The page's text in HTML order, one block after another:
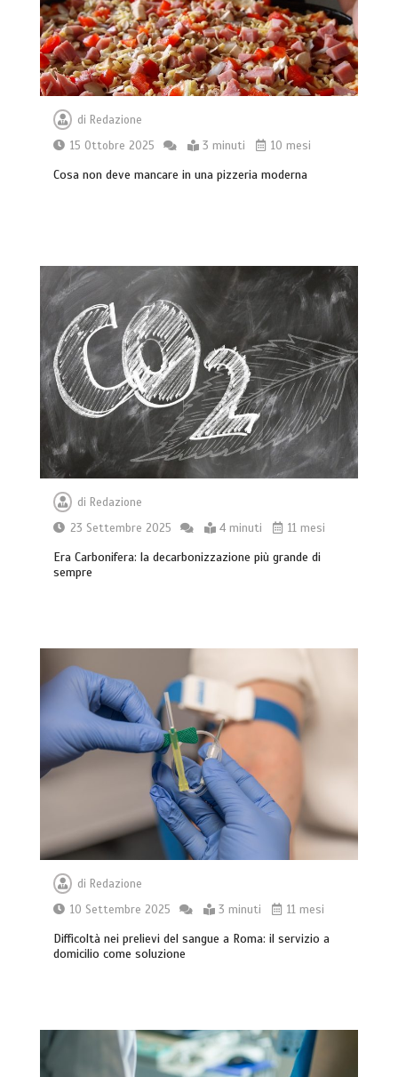
diRedazione
15 Ottobre 2025
3 minuti 10 mesi
Cosa non deve mancare in una pizzeria moderna
di Redazione
23 Settembre 2025
4 minuti 11 mesi
Era Carbonifera: la decarbonizzazione più grande di
sempre
diRedazione
10 Settembre 2025
3 minuti 11 mesi
Difficoltà nei prelievi del sangue a Roma: il servizio a
domicilio come soluzione
3 minuti